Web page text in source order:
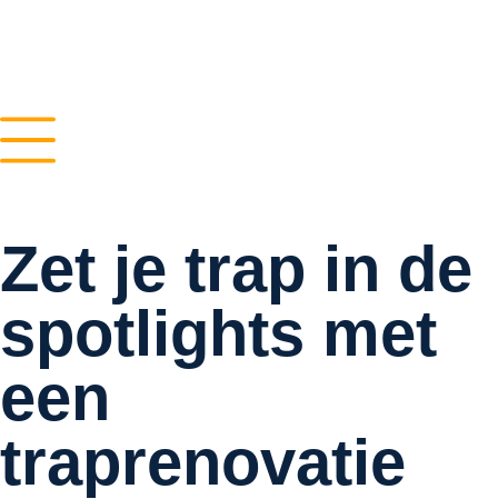
Zet je trap in de
spotlights met
een
traprenovatie